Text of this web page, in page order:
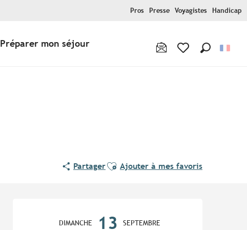
Pros Presse Voyagistes Handicap
Préparer mon séjour
PartagerAjouter aux favoris
Ajouter à mes favoris
DIMANCHE 13 SEPTEMBRE